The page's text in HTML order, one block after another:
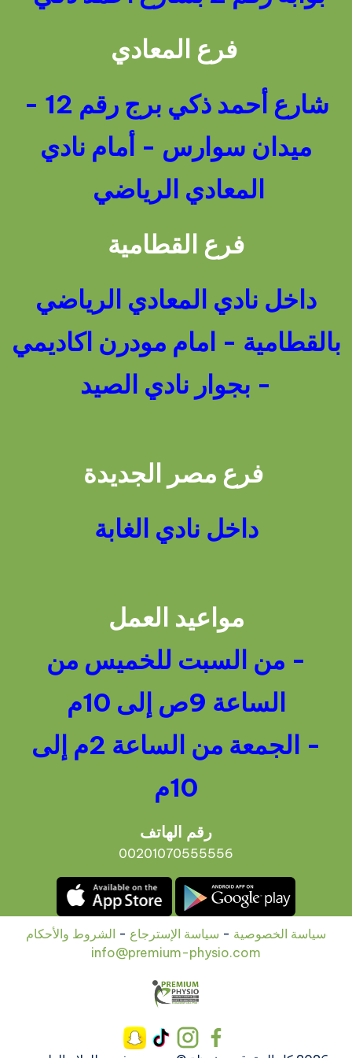
فرع المعادي
شارع أحمد ذكي برج رقم 12 -
ميدان سوارس - أمام نادي
المعادي الرياضي
فرع القطامية
داخل نادي المعادي الرياضي
بالقطامية - امام مودرن اكاديمي
- بجوار نادي الصيد
فرع مصر الجديدة
داخل نادي الغابة
مواعيد العمل
- من السبت للخميس من
الساعة 9ص إلى 10م
- الجمعة من الساعة 2م إلى
10م
رقم الهاتف
00201070555556
سياسة الخصوصية - سياسة الإسترجاع - الشروط والأحكام
info@premium-physio.com